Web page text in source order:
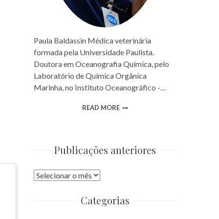
Paula Baldassin Médica veterinária
formada pela Universidade Paulista.
Doutora em Oceanografia Química, pelo
Laboratório de Química Orgânica
Marinha, no Instituto Oceanográfico -…
READ MORE
Publicações anteriores
Publicações
Categorias